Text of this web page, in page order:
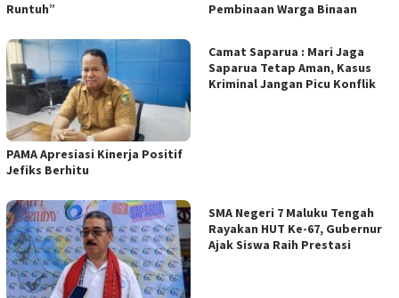
Runtuh”
Pembinaan Warga Binaan
PAMA Apresiasi Kinerja Positif
Jefiks Berhitu
Camat Saparua : Mari Jaga
Saparua Tetap Aman, Kasus
Kriminal Jangan Picu Konflik
SMA Negeri 7 Maluku Tengah
Rayakan HUT Ke-67, Gubernur
Ajak Siswa Raih Prestasi